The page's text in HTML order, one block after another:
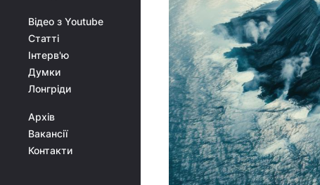
Відео з Youtube
Статті
Інтерв'ю
Думки
Лонгріди
Архів
Вакансії
Контакти